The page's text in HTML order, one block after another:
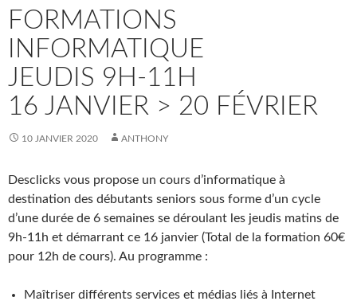
FORMATIONS
INFORMATIQUE
JEUDIS 9H-11H
16 JANVIER > 20 FÉVRIER
10 JANVIER 2020 ANTHONY
Desclicks vous propose un cours d’informatique à
destination des débutants seniors sous forme d’un cycle
d’une durée de 6 semaines se déroulant les jeudis matins de
9h-11h et démarrant ce 16 janvier (Total de la formation 60€
pour 12h de cours). Au programme :
Maîtriser différents services et médias liés à Internet